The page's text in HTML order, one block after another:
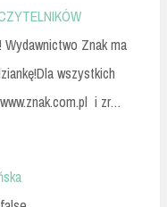
Znak ma
wszystkich
i zr…